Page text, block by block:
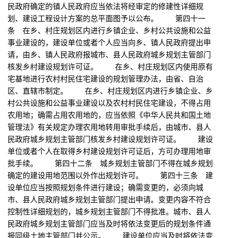
民政府确定的镇人民政府应当依法将经审定的修建性详细规
划、建设工程设计方案的总平面图予以公布。 第四十一
条 在乡、村庄规划区内进行乡镇企业、乡村公共设施和公益
事业建设的，建设单位或者个人应当向乡、镇人民政府提出申
请，由乡、镇人民政府报城市、县人民政府城乡规划主管部门
核发乡村建设规划许可证。 在乡、村庄规划区内使用原有
宅基地进行农村村民住宅建设的规划管理办法，由省、自治
区、直辖市制定。 在乡、村庄规划区内进行乡镇企业、乡
村公共设施和公益事业建设以及农村村民住宅建设，不得占用
农用地；确需占用农用地的，应当依照《中华人民共和国土地
管理法》有关规定办理农用地转用审批手续后，由城市、县人
民政府城乡规划主管部门核发乡村建设规划许可证。 建设
单位或者个人在取得乡村建设规划许可证后，方可办理用地审
批手续。 第四十二条 城乡规划主管部门不得在城乡规划
确定的建设用地范围以外作出规划许可。 第四十三条 建
设单位应当按照规划条件进行建设；确需变更的，必须向城
市、县人民政府城乡规划主管部门提出申请。变更内容不符合
控制性详细规划的，城乡规划主管部门不得批准。城市、县人
民政府城乡规划主管部门应当及时将依法变更后的规划条件通
报同级土地主管部门并公示。 建设单位应当及时将依法变